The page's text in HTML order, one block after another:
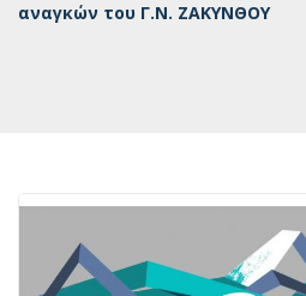
αναγκών του Γ.Ν. ΖΑΚΥΝΘΟΥ